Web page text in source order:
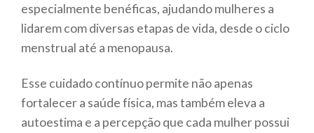
especialmente benéficas, ajudando mulheres a
lidarem com diversas etapas de vida, desde o ciclo
menstrual até a menopausa.
Esse cuidado contínuo permite não apenas
fortalecer a saúde física, mas também eleva a
autoestima e a percepção que cada mulher possui